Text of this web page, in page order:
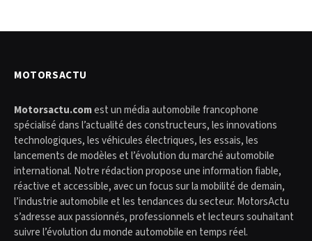
MOTORSACTU
Motorsactu.comest un média automobile francophone
spécialisé dans l’actualité des constructeurs, les innovations
technologiques, les véhicules électriques, les essais, les
lancements de modèles et l’évolution du marché automobile
international. Notre rédaction propose une information fiable,
réactive et accessible, avec un focus sur la mobilité de demain,
l’industrie automobile et les tendances du secteur. MotorsActu
s’adresse aux passionnés, professionnels et lecteurs souhaitant
suivre l’évolution du monde automobile en temps réel.